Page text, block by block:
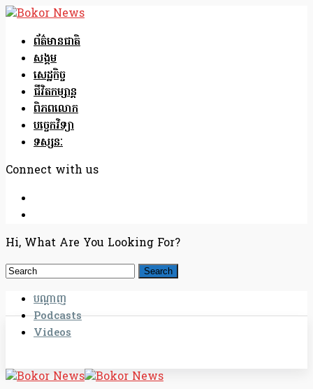
ព័ត៌មានជាតិ
សង្គម
សេដ្ឋកិច្ច
ជីវិតកម្សាន្ត
ពិភពលោក
បច្ចេកវិទ្យា
ទស្សនៈ
Connect with us
Hi, What Are You Looking For?
បណ្តាញ
Podcasts
Videos